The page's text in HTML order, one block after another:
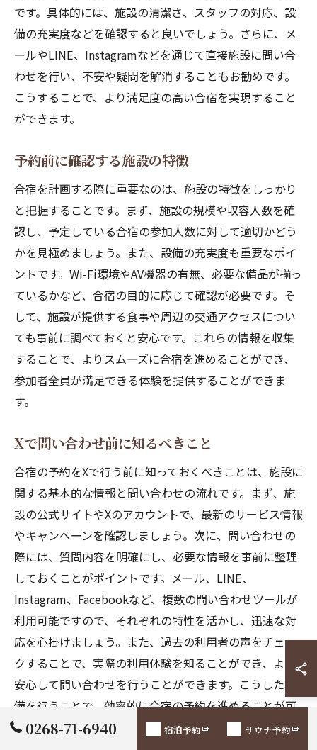
です。具体的には、施設の清潔さ、スタッフの対応、設
備の充実度などを確認すると良いでしょう。さらに、メ
ールやLINE、Instagramなどを通じて直接施設に問い合
わせを行い、不安や疑問を解消することもお勧めです。
こうすることで、より満足度の高い合宿を実現すること
ができます。
予約前に確認する施設の特徴
合宿を計画する際に重要なのは、施設の特徴をしっかり
と把握することです。まず、施設の規模や収容人数を確
認し、予定している合宿の参加人数に対して適切かどう
かを見極めましょう。また、設備の充実度も重要なポイ
ントです。Wi-Fi環境やAV機器の有無、必要な備品が揃っ
ているかなど、合宿の目的に応じて確認が必要です。そ
して、施設が提供する食事や周辺の交通アクセスについ
ても事前に調べておくと安心です。これらの情報を収集
することで、よりスムーズに合宿を進めることができ、
参加者全員が満足できる体験を提供することができま
す。
Xで問い合わせ前に知るべきこと
合宿の予約をXで行う前に知っておくべきことは、施設に
関する基本的な情報と問い合わせの流れです。まず、施
設の公式サイトやXのアカウントで、最新のサービス情報
やキャンペーンを確認しましょう。次に、問い合わせの
際には、質問内容を明確にし、必要な情報を事前に整理
しておくことがポイントです。メール、LINE、
Instagram、Facebookなど、複数の問い合わせツールが
利用可能ですので、それぞれの特性を活かし、迅速な対
応を心掛けましょう。また、過去の利用者の声をチェッ
クすることで、実際の利用体験を知ることができ、より
安心して問い合わせを行うことができます。こうした準
備を行うことで、効率的に合宿の予約を進めることが可
能です。
0268-71-6940 宿泊予約 サウナ予約